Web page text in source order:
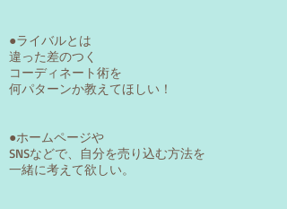
●ライバルとは
違った差のつく
コーディネート術を
何パターンか教えてほしい！
●ホームページや
SNSなどで、自分を売り込む方法を
​一緒に考えて欲しい。